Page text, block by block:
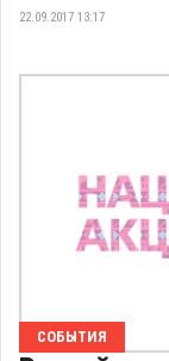
22.09.2017 13:17
СОБЫТИЯ